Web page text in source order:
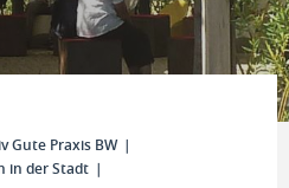
Gute Praxis BW
in der Stadt